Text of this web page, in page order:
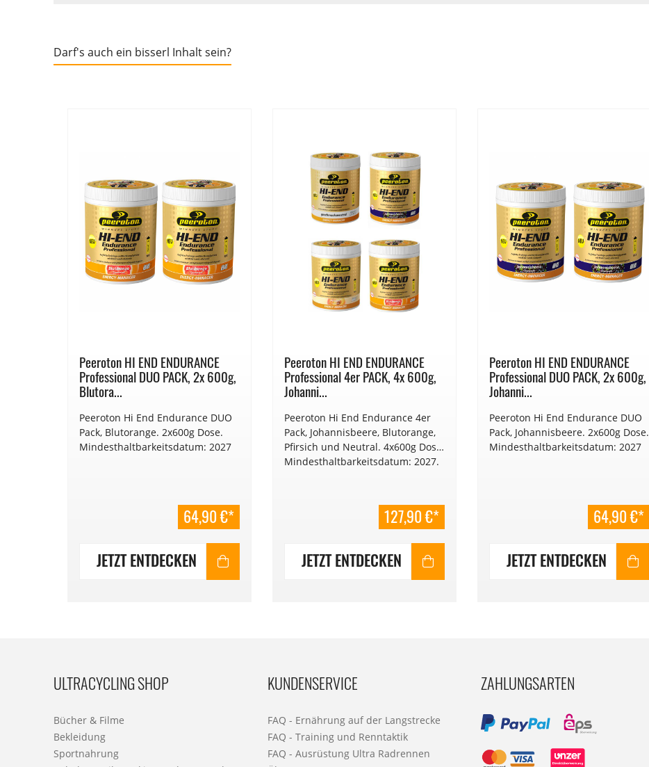
Darf's auch ein bisserl Inhalt sein?
Peeroton HI END ENDURANCE
Professional DUO PACK, 2x 600g,
Blutora...
Peeroton Hi End Endurance DUO
Pack, Blutorange. 2x600g Dose.
Mindesthaltbarkeitsdatum: 2027
64,90 €*
JETZT ENTDECKEN
Peeroton HI END ENDURANCE
Professional 4er PACK, 4x 600g,
Johanni...
Peeroton Hi End Endurance 4er
Pack, Johannisbeere, Blutorange,
Pfirsich und Neutral. 4x600g Dose.
Mindesthaltbarkeitsdatum: 2027.
127,90 €*
JETZT ENTDECKEN
Peeroton HI END ENDURANCE
Professional DUO PACK, 2x 600g,
Johanni...
Peeroton Hi End Endurance DUO
Pack, Johannisbeere. 2x600g Dose.
Mindesthaltbarkeitsdatum: 2027
64,90 €*
JETZT ENTDECKEN
ULTRACYCLING SHOP
Bücher & Filme
Bekleidung
Sportnahrung
KUNDENSERVICE
FAQ - Ernährung auf der Langstrecke
FAQ - Training und Renntaktik
FAQ - Ausrüstung Ultra Radrennen
ZAHLUNGSARTEN